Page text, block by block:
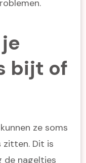
bijt of
ze soms
zitten. Dit is
de nageltjes